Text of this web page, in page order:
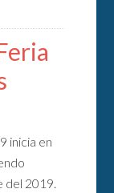
inicia en
del 2019.